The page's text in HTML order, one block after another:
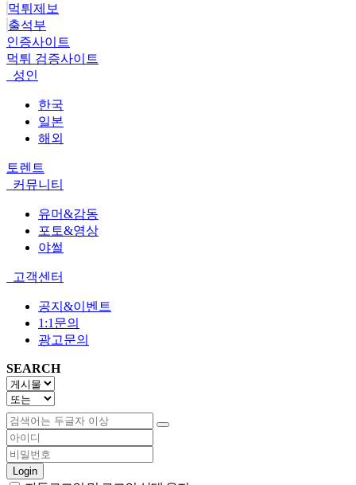
먹튀제보
출석부
인증사이트
먹튀 검증사이트
성인
한국
일본
해외
토렌트
커뮤니티
유머&감동
포토&영상
야썰
고객센터
공지&이벤트
1:1문의
광고문의
SEARCH
Login